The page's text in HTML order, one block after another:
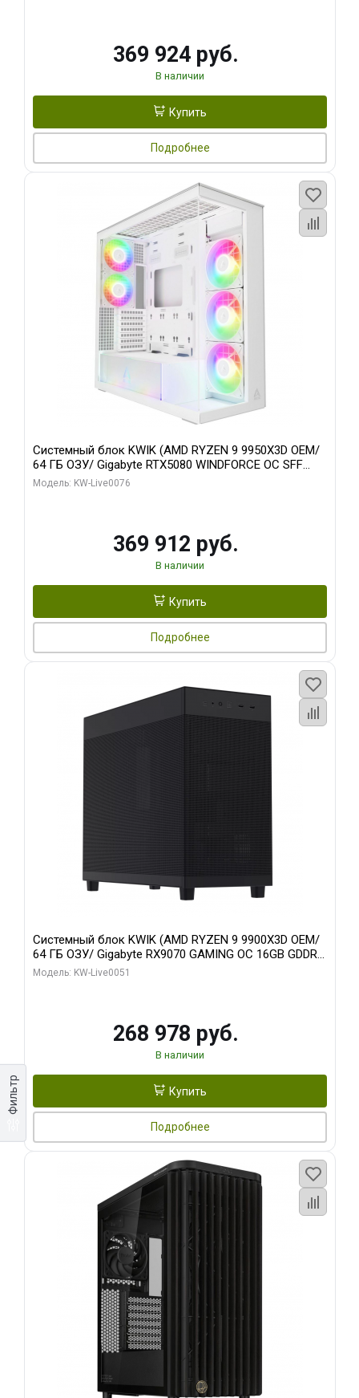
Фильтр
369 924 руб.
В наличии
Купить
Подробнее
Системный блок KWIK (AMD RYZEN 9 9950X3D OEM/
64 ГБ ОЗУ/ Gigabyte RTX5080 WINDFORCE OC SFF
16GB GDDR7 256bit / 960 ГБ SSD)
Модель: KW-Live0076
369 912 руб.
В наличии
Купить
Подробнее
Системный блок KWIK (AMD RYZEN 9 9900X3D OEM/
64 ГБ ОЗУ/ Gigabyte RX9070 GAMING OC 16GB GDDR6
256bit 2xDP 2xH/ 960 ГБ SSD)
Модель: KW-Live0051
268 978 руб.
В наличии
Купить
Подробнее